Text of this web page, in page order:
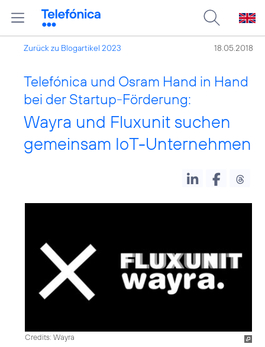
Zurück zu Blogartikel 2023 18.05.2018
Telefónica und Osram Hand in Hand
bei der Startup-Förderung:
Wayra und Fluxunit suchen
gemeinsam IoT-Unternehmen
Credits: Wayra